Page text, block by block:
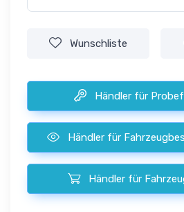
Wunschliste
Händler für
Händler für
Händler für